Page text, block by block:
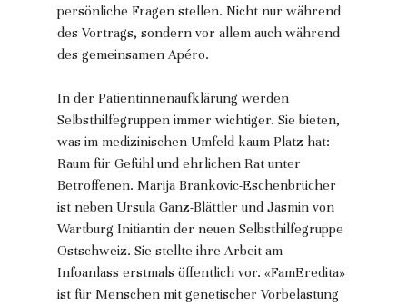
persönliche Fragen stellen. Nicht nur während
des Vortrags, sondern vor allem auch während
des gemeinsamen Apéro.
In der Patientinnenaufklärung werden
Selbsthilfegruppen immer wichtiger. Sie bieten,
was im medizinischen Umfeld kaum Platz hat:
Raum für Gefühl und ehrlichen Rat unter
Betroffenen. Marija Brankovic-Eschenbrücher
ist neben Ursula Ganz-Blättler und Jasmin von
Wartburg Initiantin der neuen Selbsthilfegruppe
Ostschweiz. Sie stellte ihre Arbeit am
Infoanlass erstmals öffentlich vor. «FamEredita»
ist für Menschen mit genetischer Vorbelastung